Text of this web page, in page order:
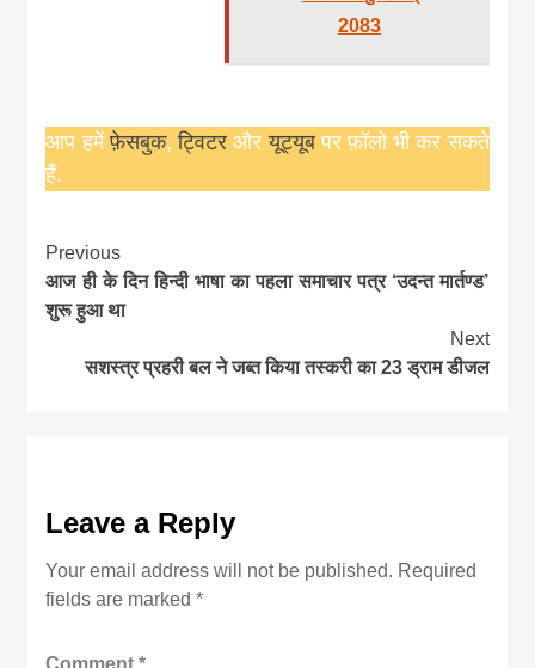
2083
आप हमेंफ़ेसबुक,ट्विटरऔरयूट्यूबपर फ़ॉलो भी कर सकते
हैं.
Continue
Reading
Previous
आज ही के दिन हिन्दी भाषा का पहला समाचार पत्र ‘उदन्त मार्तण्ड’
शुरू हुआ था
Next
सशस्त्र प्रहरी बल ने जब्त किया तस्करी का 23 ड्राम डीजल
Leave a Reply
Your email address will not be published. Required
fields are marked*
Comment*